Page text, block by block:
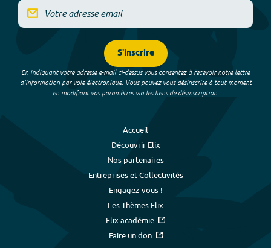
S'inscrire
En indiquant votre adresse e-mail ci-dessus vous consentez à recevoir notre lettre
d’information par voie électronique. Vous pouvez vous désinscrire à tout moment
en modifiant vos paramètres via les liens de désinscription.
Accueil
Découvrir Elix
Nos partenaires
Entreprises et Collectivités
Engagez-vous !
Les Thèmes Elix
Elix académie
Faire un don